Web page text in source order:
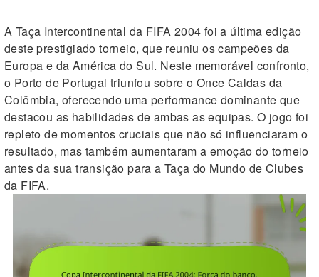
A Taça Intercontinental da FIFA 2004 foi a última edição
deste prestigiado torneio, que reuniu os campeões da
Europa e da América do Sul. Neste memorável confronto,
o Porto de Portugal triunfou sobre o Once Caldas da
Colômbia, oferecendo uma performance dominante que
destacou as habilidades de ambas as equipas. O jogo foi
repleto de momentos cruciais que não só influenciaram o
resultado, mas também aumentaram a emoção do torneio
antes da sua transição para a Taça do Mundo de Clubes
da FIFA.